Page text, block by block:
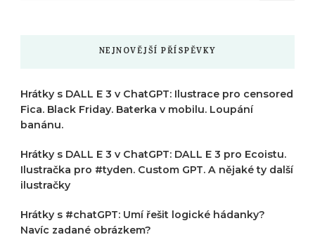
NEJNOVĚJŠÍ PŘÍSPĚVKY
Hrátky s DALL E 3 v ChatGPT: Ilustrace pro censored
Fica. Black Friday. Baterka v mobilu. Loupání
banánu.
Hrátky s DALL E 3 v ChatGPT: DALL E 3 pro Ecoistu.
Ilustračka pro #tyden. Custom GPT. A nějaké ty další
ilustračky
Hrátky s #chatGPT: Umí řešit logické hádanky?
Navíc zadané obrázkem?